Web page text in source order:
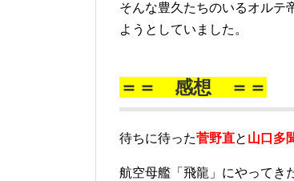
そんな豊久たちのいるオルテ
ようとしていました。
＝＝ 感想 ＝＝
待ちに待った菅野直と 山口多
航空母艦「飛龍」にやってき